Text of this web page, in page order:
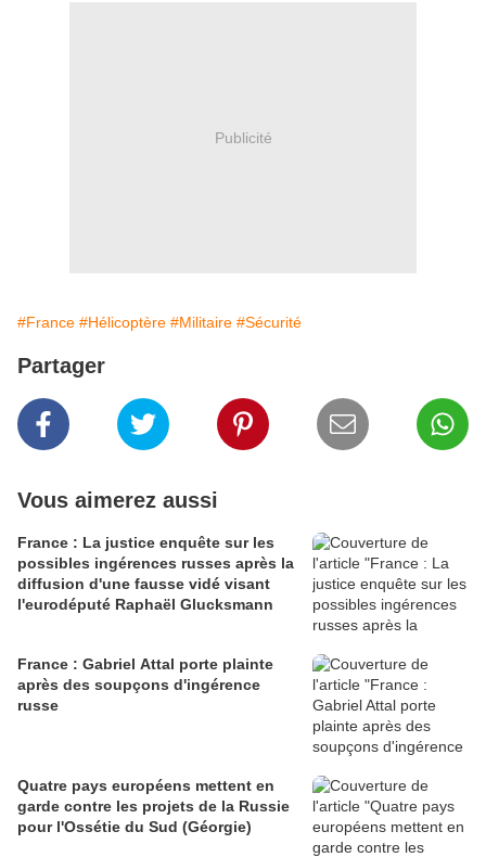
Publicité
#France #Hélicoptère #Militaire #Sécurité
Partager
Vous aimerez aussi
France : La justice enquête sur les
possibles ingérences russes après la
diffusion d'une fausse vidé visant
l'eurodéputé Raphaël Glucksmann
France : Gabriel Attal porte plainte
après des soupçons d'ingérence
russe
Quatre pays européens mettent en
garde contre les projets de la Russie
pour l'Ossétie du Sud (Géorgie)